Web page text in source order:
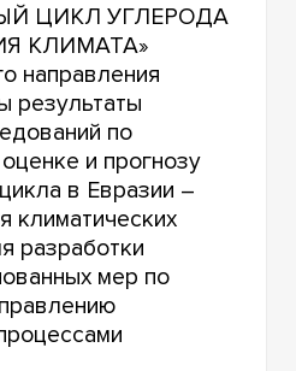
ЦИКЛ УГЛЕРОДА
КЛИМАТА»
направления
результаты
по
и прогнозу
в Евразии –
климатических
разработки
мер по